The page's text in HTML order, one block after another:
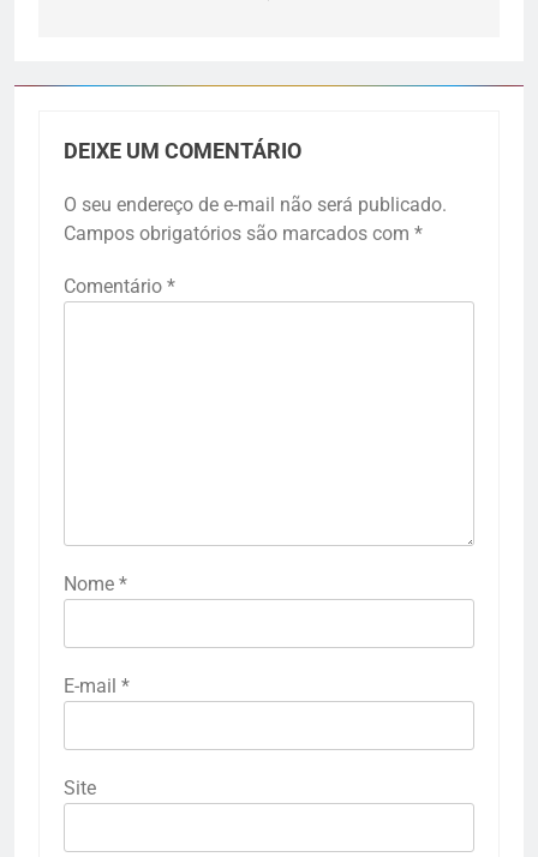
DEIXE UM COMENTÁRIO
O seu endereço de e-mail não será publicado.
Campos obrigatórios são marcados com *
Comentário *
Nome *
E-mail *
Site